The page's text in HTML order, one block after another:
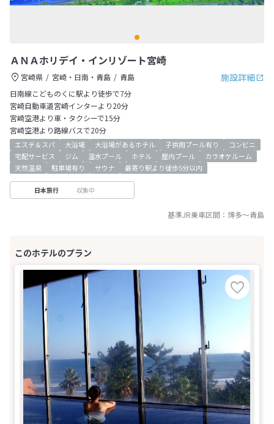
ＡＮＡホリデイ・インリゾート宮崎
施設詳細
宮崎県 宮崎・日南・青島
青島
日南線こどものくに駅より徒歩で7分
宮崎自動車道宮崎インターより20分
宮崎空港より車・タクシーで15分
宮崎空港より路線バスで20分
エステ＆スパ 大浴場 大浴場があるホテル 子供用プール有り
コンビニ
宅配サービス
ジム 温水プール ホテル 屋内プール
カラオケルーム
天然温泉
駐車場有り サウナ 最寄り駅より徒歩5分以内
日本旅行 収集中
基準JR乗車区間： 博多～青島